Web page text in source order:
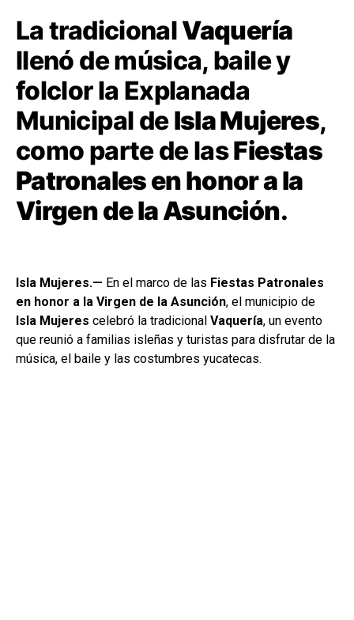
La tradicionalVaquería
llenó de música, baile y
folclor la Explanada
Municipal deIsla Mujeres,
como parte de lasFiestas
Patronales en honor a la
Virgen de la Asunción.
Isla Mujeres.— En el marco de las Fiestas Patronales
en honor a la Virgen de la Asunción, el municipio de
Isla Mujeres celebró la tradicional Vaquería, un evento
que reunió a familias isleñas y turistas para disfrutar de la
música, el baile y las costumbres yucatecas.